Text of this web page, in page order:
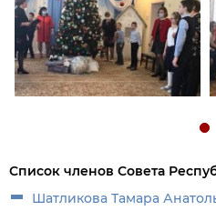
Список членов Совета
Шатликова Тамара